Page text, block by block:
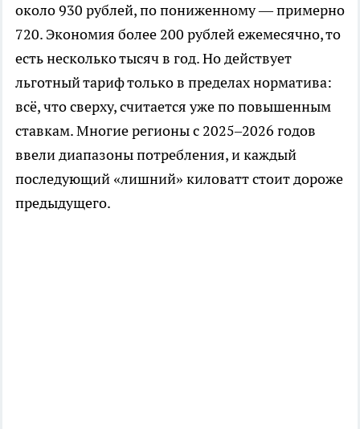
около 930 рублей, по пониженному — примерно
720. Экономия более 200 рублей ежемесячно, то
есть несколько тысяч в год. Но действует
льготный тариф только в пределах норматива:
всё, что сверху, считается уже по повышенным
ставкам. Многие регионы с 2025–2026 годов
ввели диапазоны потребления, и каждый
последующий «лишний» киловатт стоит дороже
предыдущего.